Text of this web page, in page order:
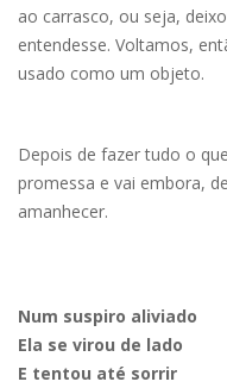
ao carrasco, ou seja,
entendesse. Voltamos,
usado como um objeto.
Depois de fazer tudo o
promessa e vai embora,
amanhecer.
Num suspiro aliviado
Ela se virou de lado
E tentou até sorrir